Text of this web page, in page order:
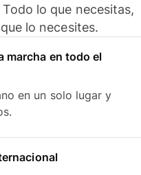
lo que necesitas,
lo necesites.
marcha en todo el
en un solo lugar y